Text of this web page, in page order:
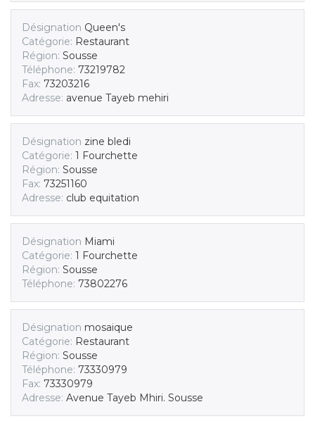
Désignation Queen's
Catégorie: Restaurant
Région: Sousse
Téléphone: 73219782
Fax: 73203216
Adresse: avenue Tayeb mehiri
Désignation zine bledi
Catégorie: 1 Fourchette
Région: Sousse
Fax: 73251160
Adresse: club equitation
Désignation Miami
Catégorie: 1 Fourchette
Région: Sousse
Téléphone: 73802276
Désignation mosaique
Catégorie: Restaurant
Région: Sousse
Téléphone: 73330979
Fax: 73330979
Adresse: Avenue Tayeb Mhiri. Sousse